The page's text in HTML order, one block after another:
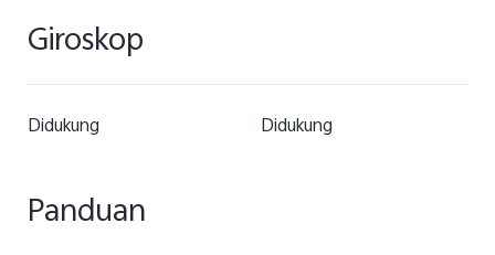
Giroskop
Didukung Didukung
Panduan